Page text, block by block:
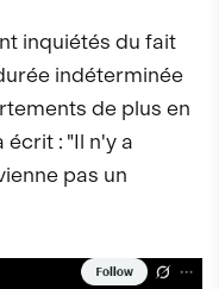
inquiétés du fait
indéterminée
de plus en
: "Il n'y a
pas un